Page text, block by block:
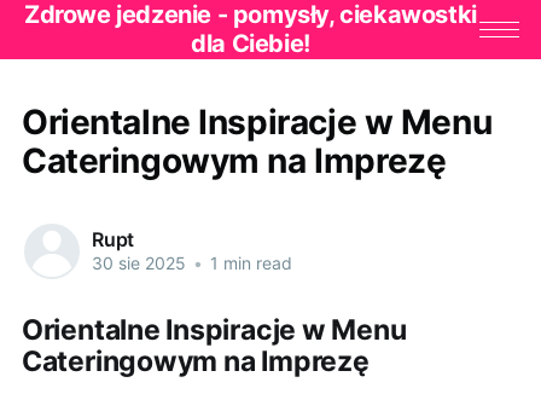
Zdrowe jedzenie - pomysły, ciekawostki
dla Ciebie!
Orientalne Inspiracje w Menu
Cateringowym na Imprezę
Rupt
30 sie 2025 • 1 min read
Orientalne Inspiracje w Menu
Cateringowym na Imprezę